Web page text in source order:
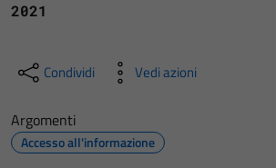
2021
Condividi Vedi azioni
Argomenti
Accesso all'informazione